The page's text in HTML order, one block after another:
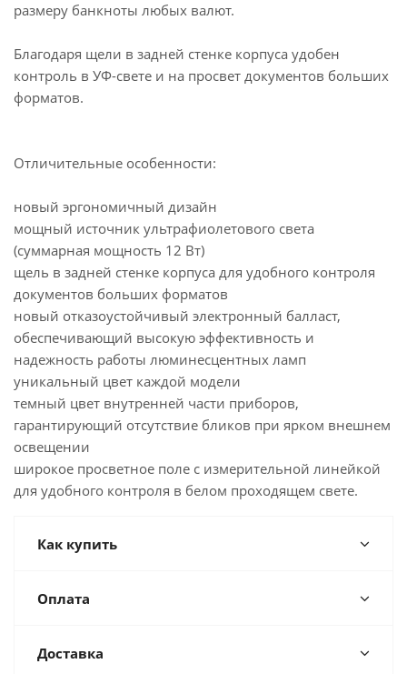
размеру банкноты любых валют.
Благодаря щели в задней стенке корпуса удобен
контроль в УФ-свете и на просвет документов больших
форматов.
Отличительные особенности:
новый эргономичный дизайн
мощный источник ультрафиолетового света
(суммарная мощность 12 Вт)
щель в задней стенке корпуса для удобного контроля
документов больших форматов
новый отказоустойчивый электронный балласт,
обеспечивающий высокую эффективность и
надежность работы люминесцентных ламп
уникальный цвет каждой модели
темный цвет внутренней части приборов,
гарантирующий отсутствие бликов при ярком внешнем
освещении
широкое просветное поле с измерительной линейкой
для удобного контроля в белом проходящем свете.
Как купить
Оплата
Доставка